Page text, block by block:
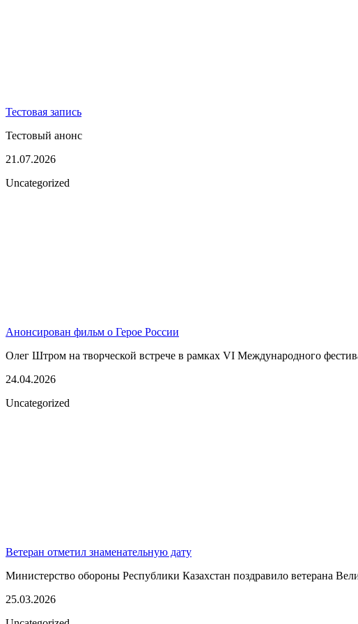
Тестовая запись
Тестовый анонс
21.07.2026
Uncategorized
Анонсирован фильм о Герое России
Олег Штром на творческой встрече в рамках VI Международного
24.04.2026
Uncategorized
Ветеран отметил знаменательную дату
Министерство обороны Республики Казахстан поздравило ветерана
25.03.2026